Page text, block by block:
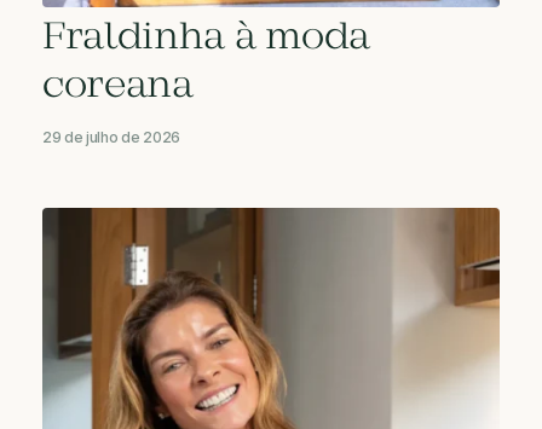
Fraldinha à moda
coreana
29 de julho de 2026